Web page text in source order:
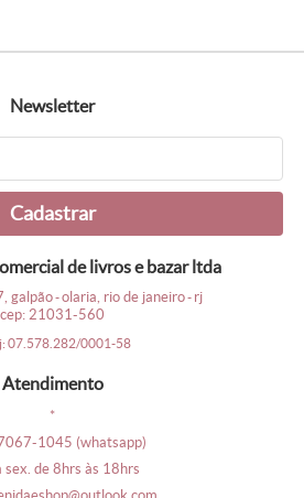
newsletter
cadastrar
de livros e bazar ltda
galpão-olaria, rio de janeiro- rj
cep: 21031-560
07.578.282/0001-58
atendimento
*
1045 (whatsapp)
sex. de 8hrs às 18hrs